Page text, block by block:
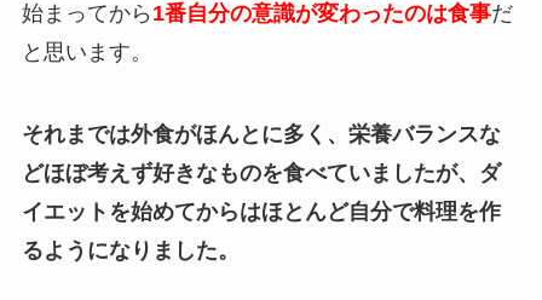
始まってから 1番自分の意識が変わったのは食事だ
と思います。
それまでは外食がほんとに多く、栄養バランスな
どほぼ考えず好きなものを食べていましたが、ダ
イエットを始めてからはほとんど自分で料理を作
るようになりました。